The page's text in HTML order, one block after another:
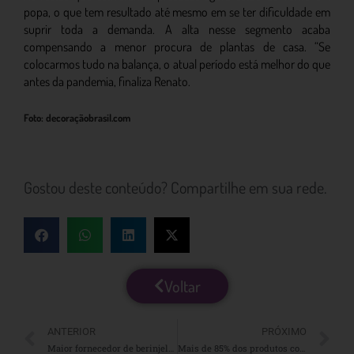
popa, o que tem resultado até mesmo em se ter dificuldade em
suprir toda a demanda. A alta nesse segmento acaba
compensando a menor procura de plantas de casa. “Se
colocarmos tudo na balança, o atual período está melhor do que
antes da pandemia, finaliza Renato.
Foto: decoraçãobrasil.com
Gostou deste conteúdo? Compartilhe em sua rede.
Voltar
ANTERIOR
Maior fornecedor de berinjela japonesa está no litoral norte paulista
PRÓXIMO
Mais de 85% dos produtos comercializados na Ceasa/MS são importados